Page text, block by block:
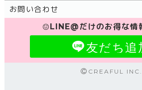
お問い合わせ
LINE@だけのお得な情
友だち追
CREAFUL INC.